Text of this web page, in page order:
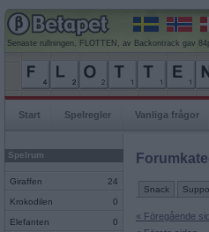
Senaste rullningen, FLOTTEN, av Backontrack gav
Start Spelregler Vanliga frågor
Spelrum
Giraffen 24
Krokodilen 0
Elefanten
0
Snack
« Föregående